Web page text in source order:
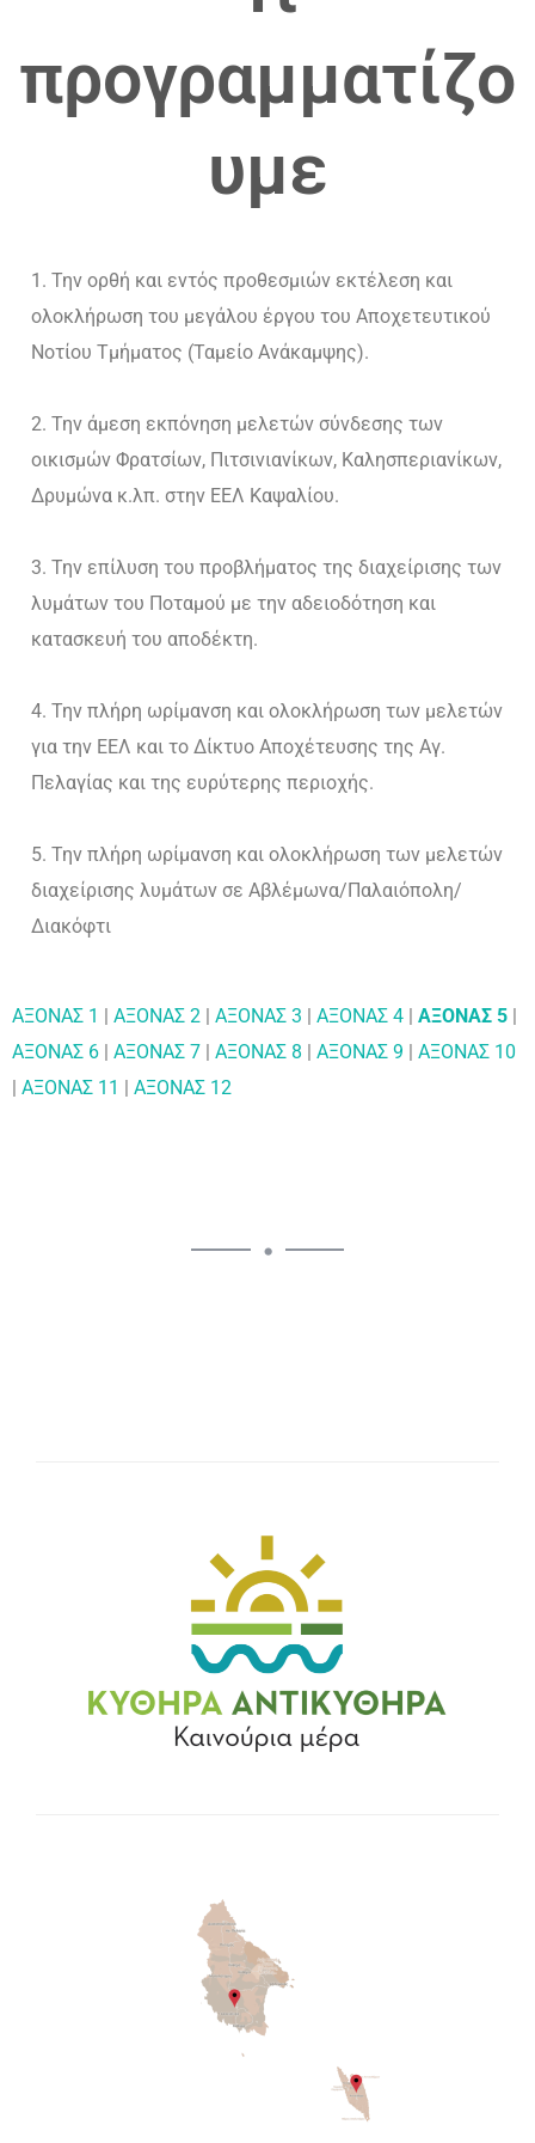
προγραμματίζο
υμε
Την ορθή και εντός προθεσμιών εκτέλεση και
ολοκλήρωση του μεγάλου έργου του Αποχετευτικού
Νοτίου Τμήματος (Ταμείο Ανάκαμψης).
Την άμεση εκπόνηση μελετών σύνδεσης των
οικισμών Φρατσίων, Πιτσινιανίκων, Καλησπεριανίκων,
Δρυμώνα κ.λπ. στην ΕΕΛ Καψαλίου.
Την επίλυση του προβλήματος της διαχείρισης των
λυμάτων του Ποταμού με την αδειοδότηση και
κατασκευή του αποδέκτη.
Την πλήρη ωρίμανση και ολοκλήρωση των μελετών
για την ΕΕΛ και το Δίκτυο Αποχέτευσης της Αγ.
Πελαγίας και της ευρύτερης περιοχής.
Την πλήρη ωρίμανση και ολοκλήρωση των μελετών
διαχείρισης λυμάτων σε Αβλέμωνα/Παλαιόπολη/
Διακόφτι
ΑΞΟΝΑΣ 1 | ΑΞΟΝΑΣ 2 | ΑΞΟΝΑΣ 3 | ΑΞΟΝΑΣ 4 | ΑΞΟΝΑΣ 5 |
ΑΞΟΝΑΣ 6 | ΑΞΟΝΑΣ 7 | ΑΞΟΝΑΣ 8 | ΑΞΟΝΑΣ 9 | ΑΞΟΝΑΣ 10
| ΑΞΟΝΑΣ 11 | ΑΞΟΝΑΣ 12
•